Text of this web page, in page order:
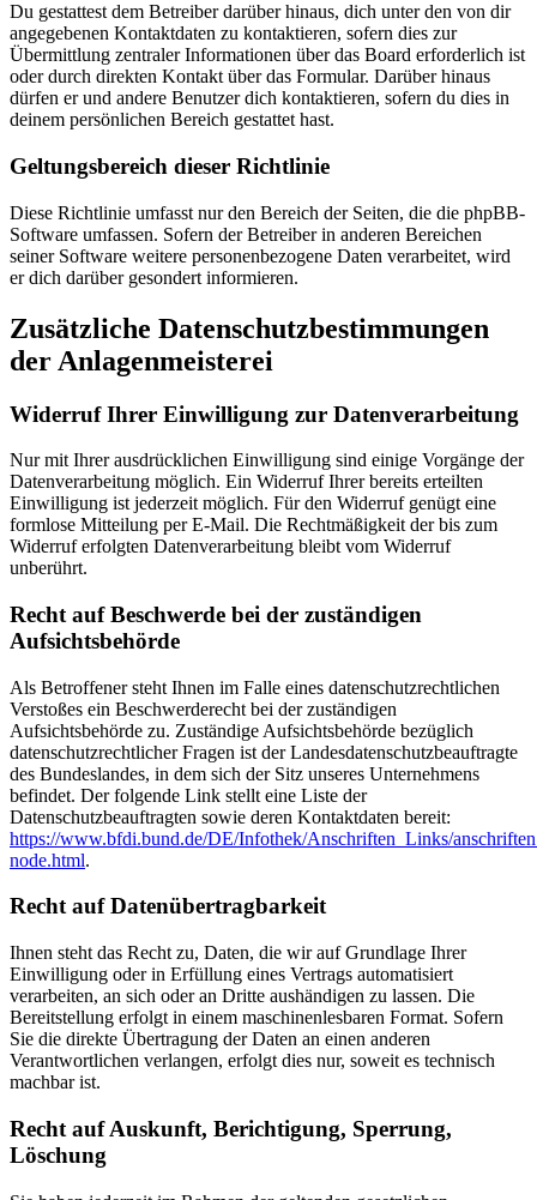
Du gestattest dem Betreiber darüber hinaus, dich unter den von dir
angegebenen Kontaktdaten zu kontaktieren, sofern dies zur
Übermittlung zentraler Informationen über das Board erforderlich ist
oder durch direkten Kontakt über das Formular. Darüber hinaus
dürfen er und andere Benutzer dich kontaktieren, sofern du dies in
deinem persönlichen Bereich gestattet hast.
Geltungsbereich dieser Richtlinie
Diese Richtlinie umfasst nur den Bereich der Seiten, die die phpBB-
Software umfassen. Sofern der Betreiber in anderen Bereichen
seiner Software weitere personenbezogene Daten verarbeitet, wird
er dich darüber gesondert informieren.
Zusätzliche Datenschutzbestimmungen
der Anlagenmeisterei
Widerruf Ihrer Einwilligung zur Datenverarbeitung
Nur mit Ihrer ausdrücklichen Einwilligung sind einige Vorgänge der
Datenverarbeitung möglich. Ein Widerruf Ihrer bereits erteilten
Einwilligung ist jederzeit möglich. Für den Widerruf genügt eine
formlose Mitteilung per E-Mail. Die Rechtmäßigkeit der bis zum
Widerruf erfolgten Datenverarbeitung bleibt vom Widerruf
unberührt.
Recht auf Beschwerde bei der zuständigen
Aufsichtsbehörde
Als Betroffener steht Ihnen im Falle eines datenschutzrechtlichen
Verstoßes ein Beschwerderecht bei der zuständigen
Aufsichtsbehörde zu. Zuständige Aufsichtsbehörde bezüglich
datenschutzrechtlicher Fragen ist der Landesdatenschutzbeauftragte
des Bundeslandes, in dem sich der Sitz unseres Unternehmens
befindet. Der folgende Link stellt eine Liste der
Datenschutzbeauftragten sowie deren Kontaktdaten bereit:
https://www.bfdi.bund.de/DE/Infothek/Anschriften_Links/
node.html.
Recht auf Datenübertragbarkeit
Ihnen steht das Recht zu, Daten, die wir auf Grundlage Ihrer
Einwilligung oder in Erfüllung eines Vertrags automatisiert
verarbeiten, an sich oder an Dritte aushändigen zu lassen. Die
Bereitstellung erfolgt in einem maschinenlesbaren Format. Sofern
Sie die direkte Übertragung der Daten an einen anderen
Verantwortlichen verlangen, erfolgt dies nur, soweit es technisch
machbar ist.
Recht auf Auskunft, Berichtigung, Sperrung,
Löschung